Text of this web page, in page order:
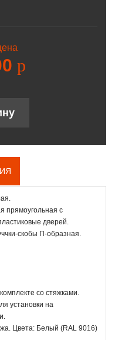
p
прямоугольная с
дверей.
скобы П-образная.
со стяжками.
установки на
Цвета: Белый (RAL 9016)